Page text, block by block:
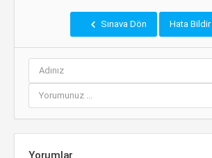
Sınava Dön Hata Bildir
Yorumlar